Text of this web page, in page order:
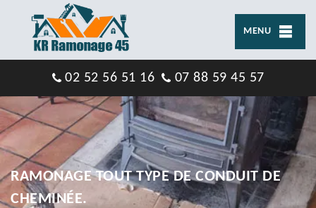
MENU
02 52 56 51 16 07 88 59 45 57
RAMONAGE TOUT TYPE DE CONDUIT DE
CHEMINÉE.